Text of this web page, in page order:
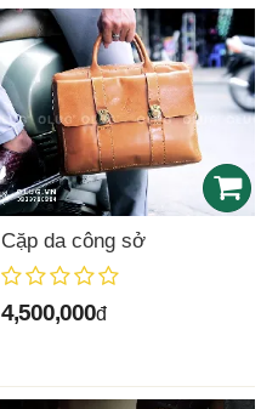
Cặp da công sở
4,500,000đ